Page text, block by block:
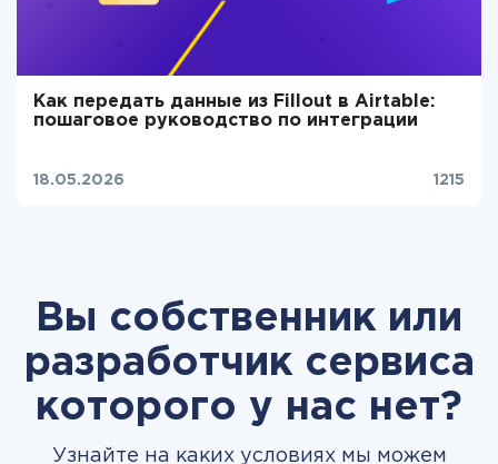
Как передать данные из Fillout в Airtable:
пошаговое руководство по интеграции
18.05.2026 1215
Вы собственник или
разработчик сервиса
которого у нас нет?
Узнайте на каких условиях мы можем